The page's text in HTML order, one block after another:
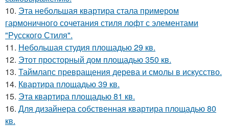
10. Эта небольшая квартира стала примером
гармоничного сочетания стиля лофт с элементами
"Русского Стиля".
11. Небольшая студия площадью 29 кв.
12. Этот просторный дом площадью 350 кв.
13. Таймлапс превращения дерева и смолы в искусство.
14. Квартира площадью 39 кв.
15. Эта квартира площадью 81 кв.
16. Для дизайнера собственная квартира площадью 80
кв.